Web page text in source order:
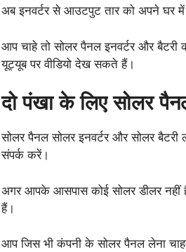
अब इनवर्टर से आउटपुट तार को अपने घर
आप चाहे तो सोलर पैनल इनवर्टर और
यूट्यूब पर वीडियो देख सकते हैं।
दो पंखा के लिए सोलर
सोलर पैनल सोलर इनवर्टर और सोलर
संपर्क करें।
अगर आपके आसपास कोई सोलर डीलर
हैं।
आप जिस भी कंपनी के सोलर पैनल लेना